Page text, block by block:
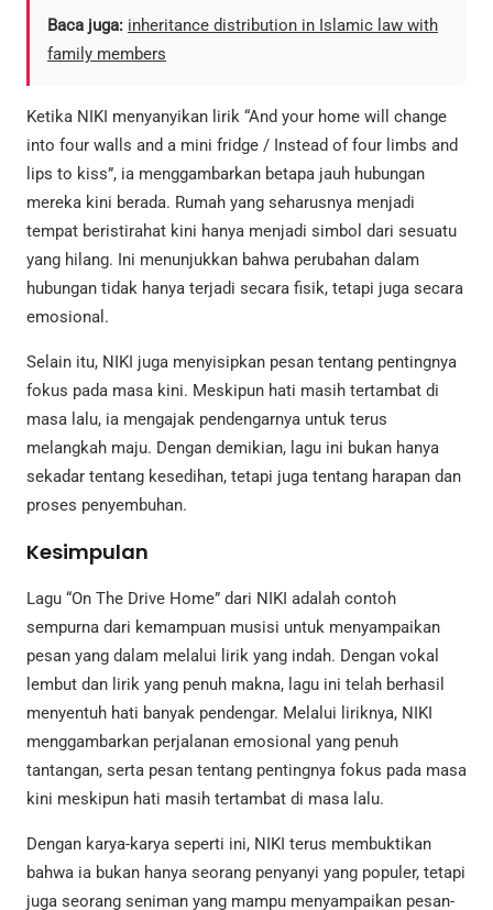
Baca juga: inheritance distribution in Islamic law with
family members
Ketika NIKI menyanyikan lirik “And your home will change
into four walls and a mini fridge / Instead of four limbs and
lips to kiss”, ia menggambarkan betapa jauh hubungan
mereka kini berada. Rumah yang seharusnya menjadi
tempat beristirahat kini hanya menjadi simbol dari sesuatu
yang hilang. Ini menunjukkan bahwa perubahan dalam
hubungan tidak hanya terjadi secara fisik, tetapi juga secara
emosional.
Selain itu, NIKI juga menyisipkan pesan tentang pentingnya
fokus pada masa kini. Meskipun hati masih tertambat di
masa lalu, ia mengajak pendengarnya untuk terus
melangkah maju. Dengan demikian, lagu ini bukan hanya
sekadar tentang kesedihan, tetapi juga tentang harapan dan
proses penyembuhan.
Kesimpulan
Lagu “On The Drive Home” dari NIKI adalah contoh
sempurna dari kemampuan musisi untuk menyampaikan
pesan yang dalam melalui lirik yang indah. Dengan vokal
lembut dan lirik yang penuh makna, lagu ini telah berhasil
menyentuh hati banyak pendengar. Melalui liriknya, NIKI
menggambarkan perjalanan emosional yang penuh
tantangan, serta pesan tentang pentingnya fokus pada masa
kini meskipun hati masih tertambat di masa lalu.
Dengan karya-karya seperti ini, NIKI terus membuktikan
bahwa ia bukan hanya seorang penyanyi yang populer, tetapi
juga seorang seniman yang mampu menyampaikan pesan-